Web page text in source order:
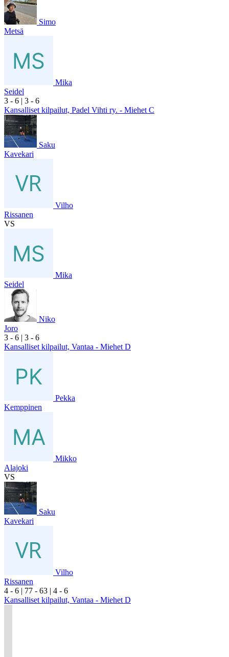
Simo
Metsä
Mika
Seidel
3 - 6 | 3 - 6
Kansalliset kilpailut, Padel Vihti ry. - Miehet C
Saku
Kavekari
Vilho
Rissanen
VS
Mika
Seidel
Niko
Joro
3 - 6 | 3 - 6
Kansalliset kilpailut, Vantaa - Miehet D
Pekka
Kemppinen
Mikko
Alajoki
VS
Saku
Kavekari
Vilho
Rissanen
4 - 6 | 77 - 63 | 4 - 6
Kansalliset kilpailut, Vantaa - Miehet D